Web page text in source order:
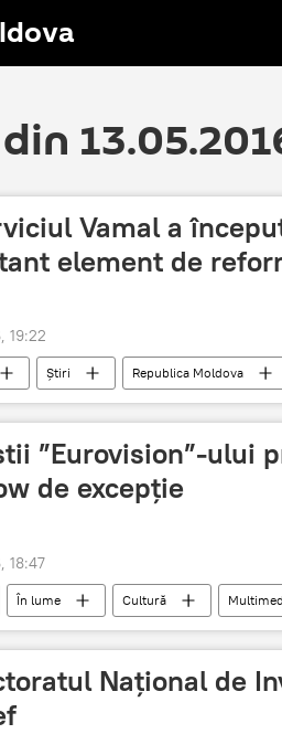
Vamal a
element de
19:22
Știri Republica Moldova
”Eurovision”-ului
de excepție
18:47
În lume Cultură
Național de